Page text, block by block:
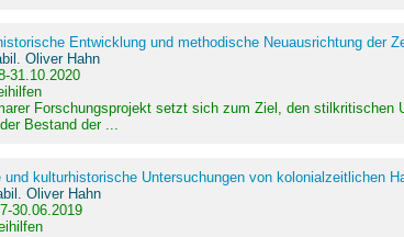
Entwicklung und methodische Neuausrichtung der
Oliver Hahn
31.10.2020
Forschungsprojekt setzt sich zum Ziel, den
Bestand der ...
und kulturhistorische Untersuchungen von kolonialzeitlichen
Oliver Hahn
30.06.2019